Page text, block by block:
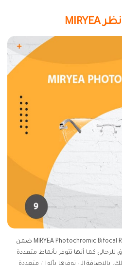
تأتي شكل نظارة MIRYEA Photochromic Bifocal Reading Glasses ضمن
كما أنها تتوفر بأنماط متعددة